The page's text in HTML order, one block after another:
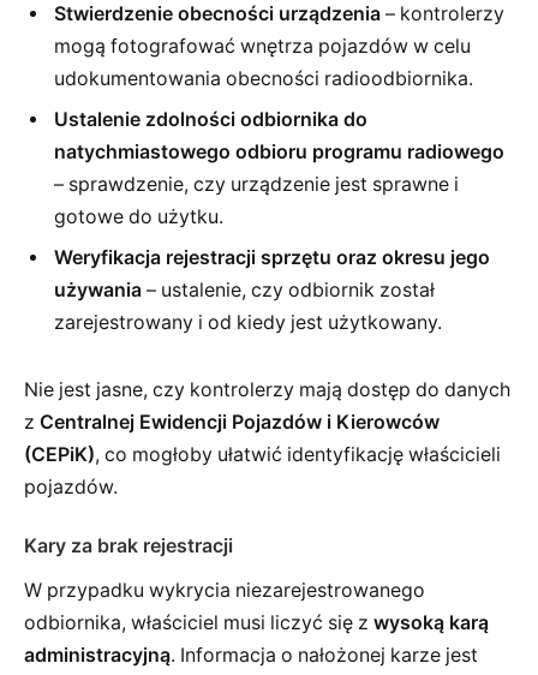
Stwierdzenie obecności urządzenia – kontrolerzy
mogą fotografować wnętrza pojazdów w celu
udokumentowania obecności radioodbiornika.
Ustalenie zdolności odbiornika do
natychmiastowego odbioru programu radiowego
– sprawdzenie, czy urządzenie jest sprawne i
gotowe do użytku.
Weryfikacja rejestracji sprzętu oraz okresu jego
używania – ustalenie, czy odbiornik został
zarejestrowany i od kiedy jest użytkowany.
Nie jest jasne, czy kontrolerzy mają dostęp do danych
z Centralnej Ewidencji Pojazdów i Kierowców
(CEPiK), co mogłoby ułatwić identyfikację właścicieli
pojazdów.
Kary za brak rejestracji
W przypadku wykrycia niezarejestrowanego
odbiornika, właściciel musi liczyć się z wysoką karą
administracyjną. Informacja o nałożonej karze jest